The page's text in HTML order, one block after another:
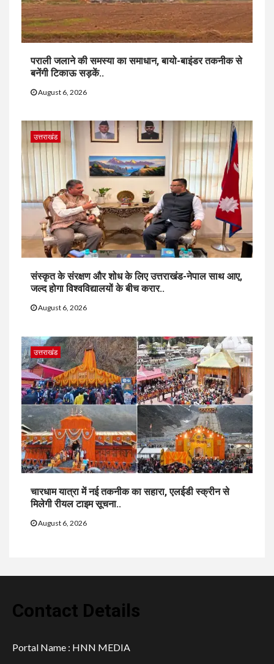
पराली जलाने की समस्या का समाधान, बायो-बाइंडर तकनीक से
बनेंगी टिकाऊ सड़कें..
August 6, 2026
उत्तराखंड
संस्कृत के संरक्षण और शोध के लिए उत्तराखंड-नेपाल साथ आए,
जल्द होगा विश्वविद्यालयों के बीच करार..
August 6, 2026
उत्तराखंड
चारधाम यात्रा में नई तकनीक का सहारा, एलईडी स्क्रीन से
मिलेगी रीयल टाइम सूचना..
August 6, 2026
Contact Details
Portal Name : HNN MEDIA